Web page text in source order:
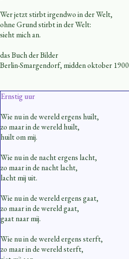
Wer jetzt stirbt irgendwo in der Welt,
ohne Grund stirbt in der Welt:
sieht mich an.
das Buch der Bilder
Berlin-Smargendorf, midden oktober 1900
Ernstig uur
Wie nu in de wereld ergens huilt,
zo maar in de wereld huilt,
huilt om mij.
Wie nu in de nacht ergens lacht,
zo maar in de nacht lacht,
lacht mij uit.
Wie nu in de wereld ergens gaat,
zo maar in de wereld gaat,
gaat naar mij.
Wie nu in de wereld ergens sterft,
zo maar in de wereld sterft,